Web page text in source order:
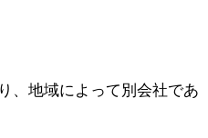
、地域によって別会社であ